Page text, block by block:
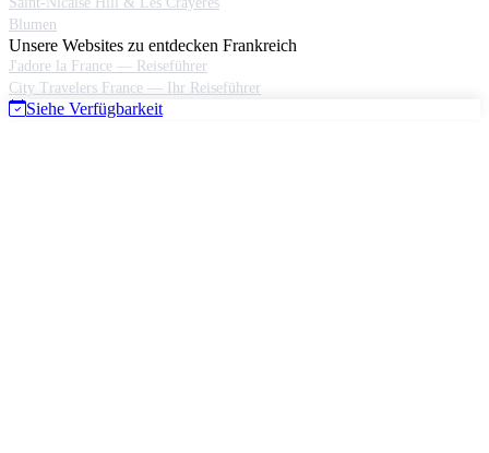
Blumen
Unsere Websites zu entdecken Frankreich
J'adore la France — Reiseführer
City Travelers France — Ihr Reiseführer
Siehe Verfügbarkeit